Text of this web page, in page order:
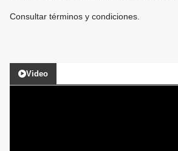
Consultar términos y condiciones.
Video